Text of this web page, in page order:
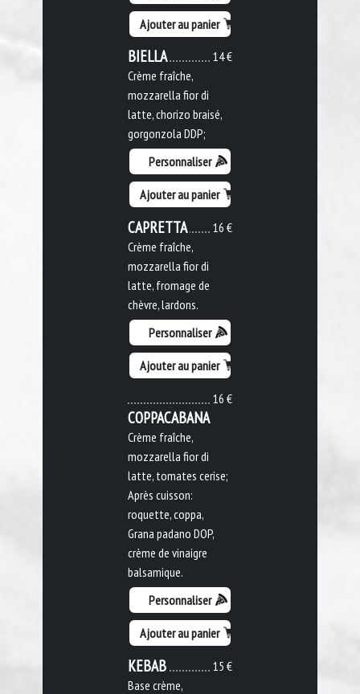
Ajouter au panier
14 €
BIELLA
Crème fraîche,
mozzarella fior di
latte, chorizo braisé,
gorgonzola DDP;
Personnaliser
Ajouter au panier
16 €
CAPRETTA
Crème fraîche,
mozzarella fior di
latte, fromage de
chèvre, lardons.
Personnaliser
Ajouter au panier
16 €
COPPACABANA
Crème fraîche,
mozzarella fior di
latte, tomates cerise;
Après cuisson:
roquette, coppa,
Grana padano DOP,
crème de vinaigre
balsamique.
Personnaliser
Ajouter au panier
15 €
KEBAB
Base crème,